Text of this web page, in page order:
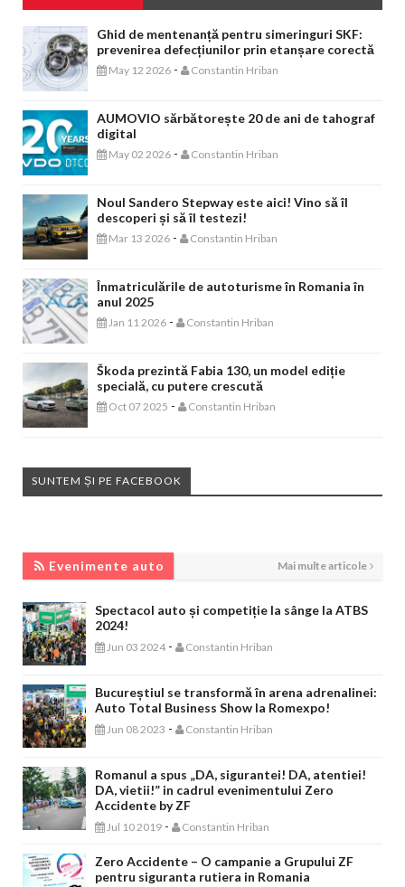
Ghid de mentenanță pentru simeringuri SKF:
prevenirea defecțiunilor prin etanșare corectă
May 12 2026 - Constantin Hriban
AUMOVIO sărbătorește 20 de ani de tahograf
digital
May 02 2026 - Constantin Hriban
Noul Sandero Stepway este aici! Vino să îl
descoperi și să îl testezi!
Mar 13 2026 - Constantin Hriban
Înmatriculările de autoturisme în Romania în
anul 2025
Jan 11 2026 - Constantin Hriban
Škoda prezintă Fabia 130, un model ediție
specială, cu putere crescută
Oct 07 2025 - Constantin Hriban
SUNTEM ȘI PE FACEBOOK
Evenimente auto Mai multe articole
Spectacol auto și competiție la sânge la ATBS
2024!
Jun 03 2024 - Constantin Hriban
Bucureștiul se transformă în arena adrenalinei:
Auto Total Business Show la Romexpo!
Jun 08 2023 - Constantin Hriban
Romanul a spus „DA, sigurantei! DA, atentiei!
DA, vietii!” in cadrul evenimentului Zero
Accidente by ZF
Jul 10 2019 - Constantin Hriban
Zero Accidente – O campanie a Grupului ZF
pentru siguranta rutiera in Romania